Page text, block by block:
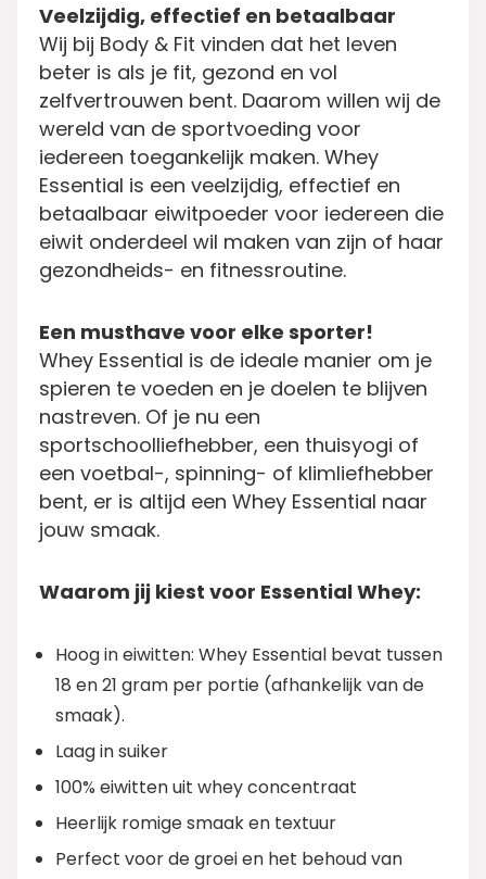
Veelzijdig, effectief en betaalbaar
Wij bij Body & Fit vinden dat het leven
beter is als je fit, gezond en vol
zelfvertrouwen bent. Daarom willen wij de
wereld van de sportvoeding voor
iedereen toegankelijk maken. Whey
Essential is een veelzijdig, effectief en
betaalbaar eiwitpoeder voor iedereen die
eiwit onderdeel wil maken van zijn of haar
gezondheids- en fitnessroutine.
Een musthave voor elke sporter!
Whey Essential is de ideale manier om je
spieren te voeden en je doelen te blijven
nastreven. Of je nu een
sportschoolliefhebber, een thuisyogi of
een voetbal-, spinning- of klimliefhebber
bent, er is altijd een Whey Essential naar
jouw smaak.
Waarom jij kiest voor Essential Whey:
Hoog in eiwitten: Whey Essential bevat tussen
18 en 21 gram per portie (afhankelijk van de
smaak).
Laag in suiker
100% eiwitten uit whey concentraat
Heerlijk romige smaak en textuur
Perfect voor de groei en het behoud van